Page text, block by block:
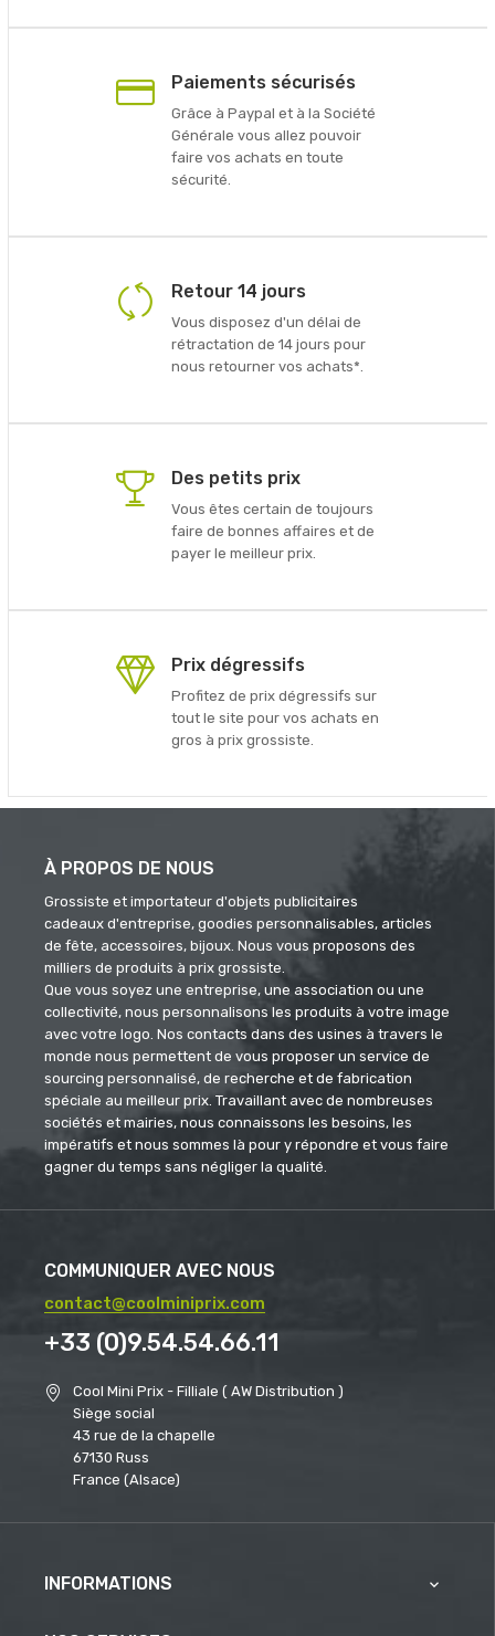
Paiements sécurisés
Grâce à Paypal et à la Société
Générale vous allez pouvoir
faire vos achats en toute
sécurité.
Retour 14 jours
Vous disposez d'un délai de
rétractation de 14 jours pour
nous retourner vos achats*.
Des petits prix
Vous êtes certain de toujours
faire de bonnes affaires et de
payer le meilleur prix.
Prix dégressifs
Profitez de prix dégressifs sur
tout le site pour vos achats en
gros à prix grossiste.
À PROPOS DE NOUS
Grossiste et importateur d'objets publicitaires
cadeaux d'entreprise, goodies personnalisables, articles
de fête, accessoires, bijoux. Nous vous proposons des
milliers de produits à prix grossiste.
Que vous soyez une entreprise, une association ou une
collectivité, nous personnalisons les produits à votre image
avec votre logo. Nos contacts dans des usines à travers le
monde nous permettent de vous proposer un service de
sourcing personnalisé, de recherche et de fabrication
spéciale au meilleur prix. Travaillant avec de nombreuses
sociétés et mairies, nous connaissons les besoins, les
impératifs et nous sommes là pour y répondre et vous faire
gagner du temps sans négliger la qualité.
COMMUNIQUER AVEC NOUS
contact@coolminiprix.com
+33 (0)9.54.54.66.11
Cool Mini Prix - Filliale ( AW Distribution )
Siège social
43 rue de la chapelle
67130 Russ
France (Alsace)
INFORMATIONS 